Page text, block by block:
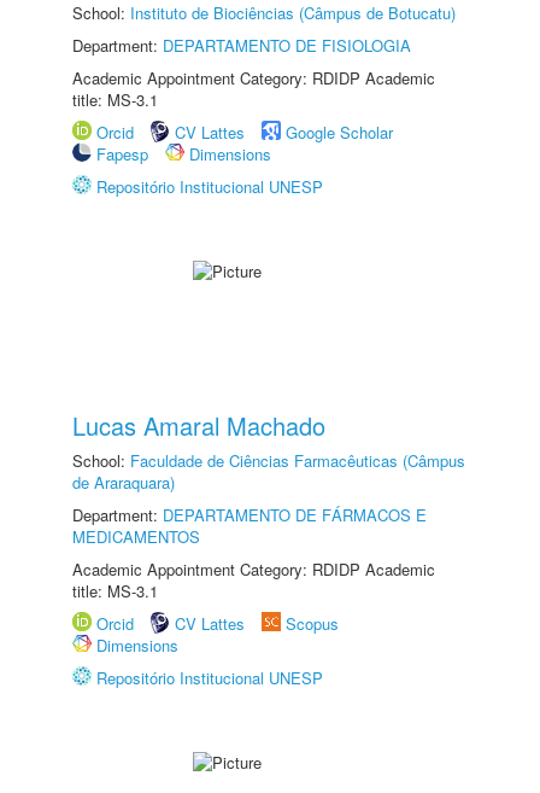
School: Instituto de Biociências (Câmpus de Botucatu)
Department: DEPARTAMENTO DE FISIOLOGIA
Academic Appointment Category: RDIDP Academic
title: MS-3.1
Orcid
CV Lattes
Google Scholar
Fapesp
Dimensions
Repositório Institucional UNESP
Lucas Amaral Machado
School: Faculdade de Ciências Farmacêuticas (Câmpus
de Araraquara)
Department: DEPARTAMENTO DE FÁRMACOS E
MEDICAMENTOS
Academic Appointment Category: RDIDP Academic
title: MS-3.1
Orcid
CV Lattes
Scopus
Dimensions
Repositório Institucional UNESP